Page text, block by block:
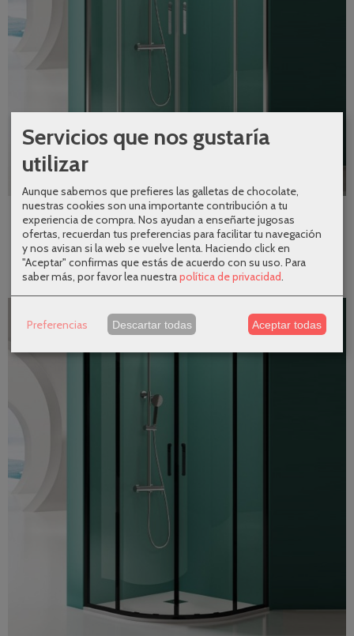
Mampara semicircular Prisma plata...
407,74 €551,00 €
AÑADIR A CARRITO
-26 %
Servicios que nos gustaría
utilizar
Aunque sabemos que prefieres las galletas de chocolate,
nuestras cookies son una importante contribución a tu
experiencia de compra. Nos ayudan a enseñarte jugosas
ofertas, recuerdan tus preferencias para facilitar tu navegación
y nos avisan si la web se vuelve lenta. Haciendo click en
"Aceptar" confirmas que estás de acuerdo con su uso. Para
saber más, por favor lea nuestrapolítica de privacidad.
Preferencias Descartar todas Aceptar todas